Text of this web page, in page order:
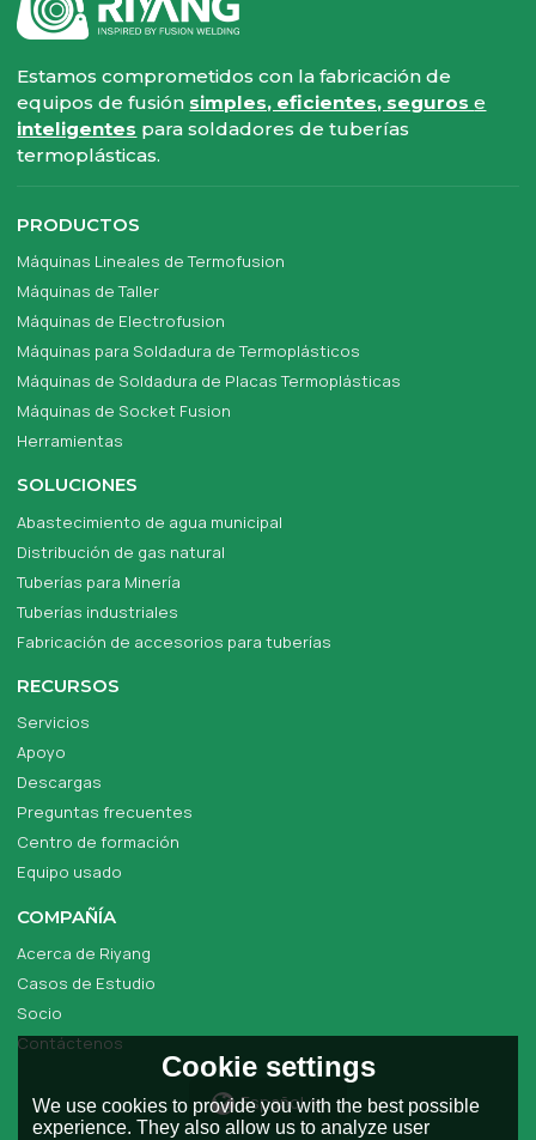
Estamos comprometidos con la fabricación de
equipos de fusión simples, eficientes, segurose
inteligentes para soldadores de tuberías
termoplásticas.
PRODUCTOS
Máquinas Lineales de Termofusion
Máquinas de Taller
Máquinas de Electrofusion
Máquinas para Soldadura de Termoplásticos
Máquinas de Soldadura de Placas Termoplásticas
Máquinas de Socket Fusion
Herramientas
SOLUCIONES
Abastecimiento de agua municipal
Distribución de gas natural
Tuberías para Minería
Tuberías industriales
Fabricación de accesorios para tuberías
RECURSOS
Servicios
Apoyo
Descargas
Preguntas frecuentes
Centro de formación
Equipo usado
COMPAÑÍA
Acerca de Riyang
Casos de Estudio
Socio
Contáctenos
Español
Cookie settings
We use cookies to provide you with the best possible
experience. They also allow us to analyze user